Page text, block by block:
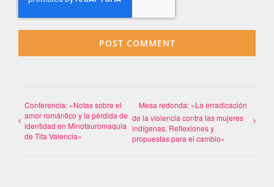
Conferencia: «Notas sobre el
amor romántico y la pérdida de
identidad en Minotauromaquia
de Tita Valencia»
Mesa redonda: «La erradicación
de la violencia contra las mujeres
indígenas. Reflexiones y
propuestas para el cambio»